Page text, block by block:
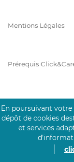
Mentions Légales
Prérequis
Vie Privée
En poursuivant
dépôt de cookies
et services